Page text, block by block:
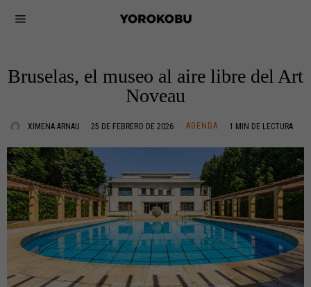
Bruselas, el museo al aire libre del Art
Noveau
XIMENA ARNAU 25 DE FEBRERO DE 2026 AGENDA 1 MIN DE LECTURA